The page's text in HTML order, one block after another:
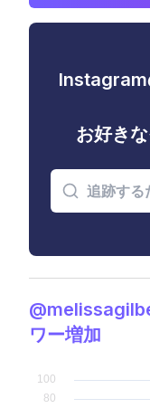
Instagram
お好き
ワー増加